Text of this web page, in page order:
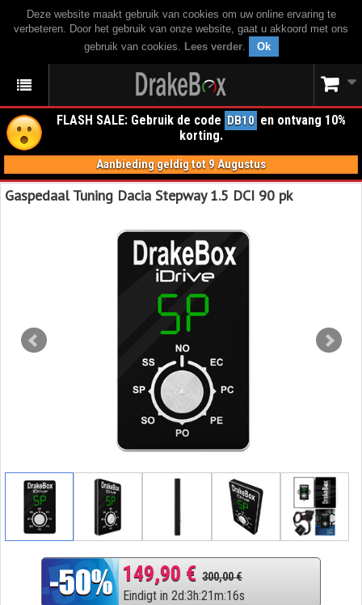
Deze website maakt gebruik van cookies om uw online ervaring te
verbeteren. Door het gebruik van onze website, gaat u akkoord met ons
gebruik van cookies. Lees verder. Ok
FLASH SALE: Gebruik de code DB10 en ontvang 10%
korting.
Aanbieding geldig tot 9 Augustus
Gaspedaal Tuning Dacia Stepway 1.5 DCI 90 pk
149,90 € 300,00 €
Eindigt in 2d:3h:21m:15s